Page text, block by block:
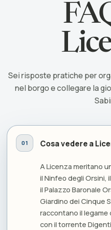
Sei risposte pratiche per
nel borgo e collegare la
Cosa vedere a
A Licenza meritano
il Ninfeo degli Orsini,
il Palazzo Baronale
Giardino dei Cinque
raccontano il legame
con il torrente